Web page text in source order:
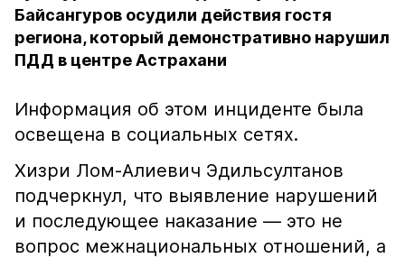
Байсангуров осудили действия гостя
региона, который демонстративно нарушил
ПДД в центре Астрахани
Информация об этом инциденте была
освещена в социальных сетях.
Хизри Лом-Алиевич Эдильсултанов
подчеркнул, что выявление нарушений
и последующее наказание — это не
вопрос межнациональных отношений, а